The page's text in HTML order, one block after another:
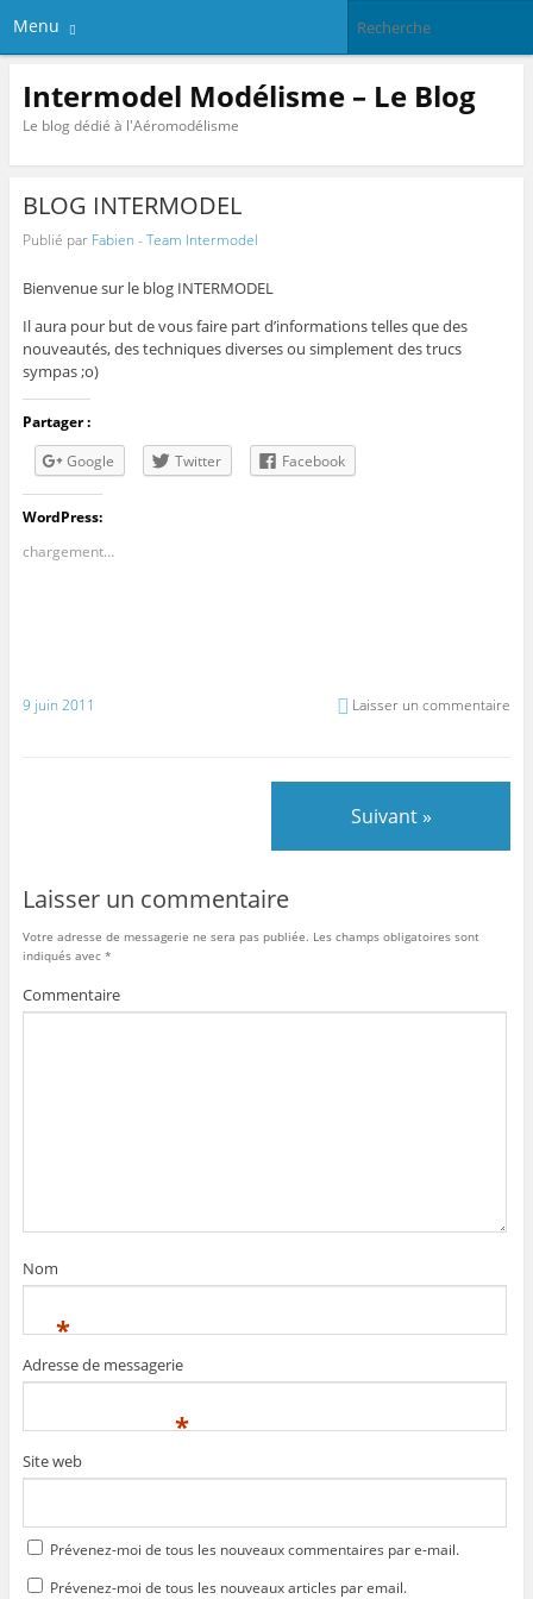
Menu
Intermodel Modélisme – Le Blog
Le blog dédié à l'Aéromodélisme
BLOG INTERMODEL
Publié par Fabien - Team Intermodel
Bienvenue sur le blog INTERMODEL
Il aura pour but de vous faire part d’informations telles que des
nouveautés, des techniques diverses ou simplement des trucs
sympas ;o)
Partager :
Google
Twitter Facebook
WordPress:
chargement…
9 juin 2011 Laisser un commentaire
Suivant »
Laisser un commentaire
Votre adresse de messagerie ne sera pas publiée. Les champs obligatoires sont
indiqués avec *
Commentaire
Nom
*
Adresse de messagerie
*
Site web
Prévenez-moi de tous les nouveaux commentaires par e-mail.
Prévenez-moi de tous les nouveaux articles par email.